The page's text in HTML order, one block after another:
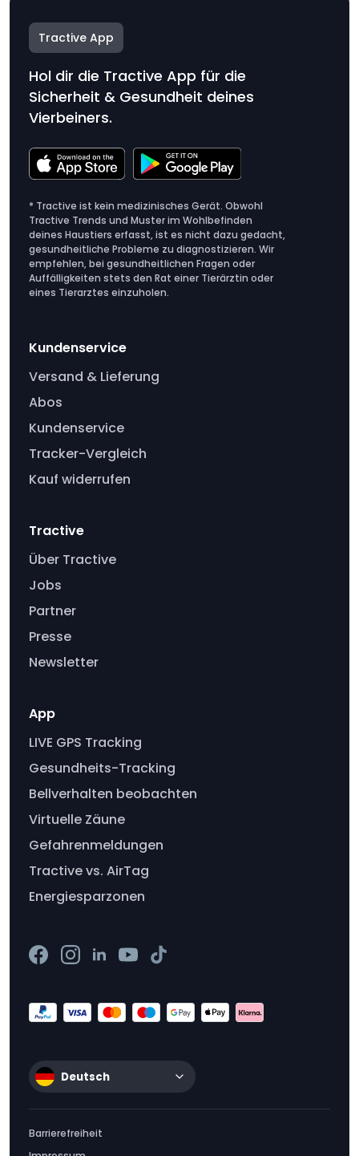
Tractive App
Hol dir die Tractive App für die
Sicherheit & Gesundheit deines
Vierbeiners.
* Tractive ist kein medizinisches Gerät. Obwohl
Tractive Trends und Muster im Wohlbefinden
deines Haustiers erfasst, ist es nicht dazu gedacht,
gesundheitliche Probleme zu diagnostizieren. Wir
empfehlen, bei gesundheitlichen Fragen oder
Auffälligkeiten stets den Rat einer Tierärztin oder
eines Tierarztes einzuholen.
Kundenservice
Versand & Lieferung
Abos
Kundenservice
Tracker-Vergleich
Kauf widerrufen
Tractive
Über Tractive
Jobs
Partner
Presse
Newsletter
App
LIVE GPS Tracking
Gesundheits-Tracking
Bellverhalten beobachten
Virtuelle Zäune
Gefahrenmeldungen
Tractive vs. AirTag
Energiesparzonen
Deutsch
Barrierefreiheit